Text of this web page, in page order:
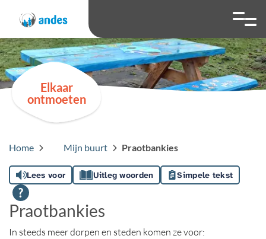
Hoog contrast
Ga naar
Elkaar
ontmoeten
Home Mijn buurt Praotbankies
Lees voor Uitleg woorden Simpele tekst
Praotbankies
In steeds meer dorpen en steden komen ze voor: